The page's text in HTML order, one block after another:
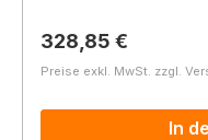
Regulärer Preis:
328,85 €
Preise exkl. MwSt. zzgl.
In